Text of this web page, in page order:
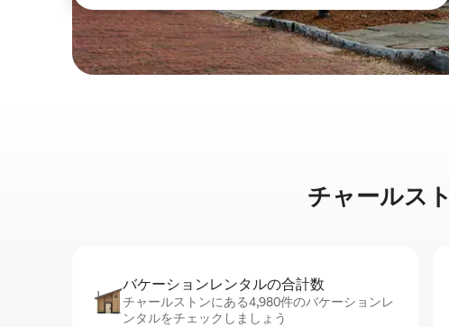
チャールス
バケーションレ⁠ン⁠タ⁠ル⁠の合⁠計⁠数
チャールストンにある4,980件のバケーションレ
ンタルをチェックしましょう